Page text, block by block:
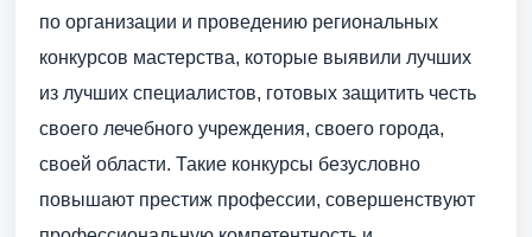
по организации и проведению региональных
конкурсов мастерства, которые выявили лучших
из лучших специалистов, готовых защитить честь
своего лечебного учреждения, своего города,
своей области. Такие конкурсы безусловно
повышают престиж профессии, совершенствуют